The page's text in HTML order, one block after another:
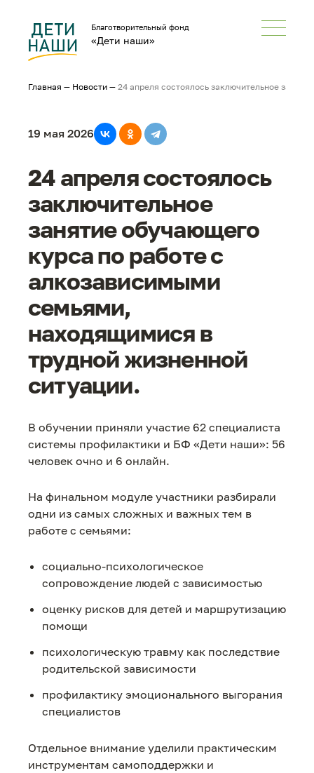
Благотворительный фонд
«Дети наши»
Главная — Новости — 24 апреля состоялось заключительное
19 мая 2026
24 апреля состоялось
заключительное
занятие обучающего
курса по работе с
алкозависимыми
семьями,
находящимися в
трудной жизненной
ситуации.
В обучении приняли участие 62 специалиста
системы профилактики и БФ «Дети наши»: 56
человек очно и 6 онлайн.
На финальном модуле участники разбирали
одни из самых сложных и важных тем в
работе с семьями:
социально-психологическое
сопровождение людей с зависимостью
оценку рисков для детей и маршрутизацию
помощи
психологическую травму как последствие
родительской зависимости
профилактику эмоционального выгорания
специалистов
Отдельное внимание уделили практическим
инструментам самоподдержки и